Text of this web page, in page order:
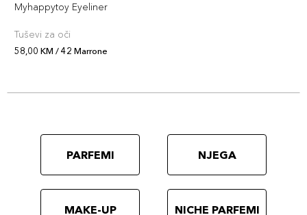
Myhappytoy Eyeliner
Tuševi za oči
58,00 KM / 42 Marrone
PARFEMI NJEGA
MAKE-UP NICHE PARFEMI